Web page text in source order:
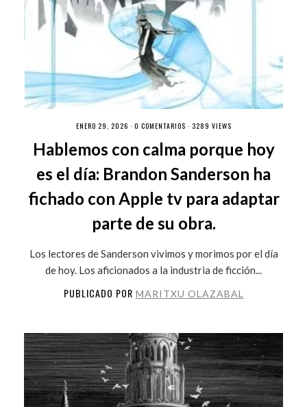
ENERO 29, 2026 · 0 COMENTARIOS · 3289 VIEWS
Hablemos con calma porque hoy
es el día: Brandon Sanderson ha
fichado con Apple tv para adaptar
parte de su obra.
Los lectores de Sanderson vivimos y morimos por el día
de hoy. Los aficionados a la industria de ficción...
PUBLICADO POR MARITXU OLAZABAL